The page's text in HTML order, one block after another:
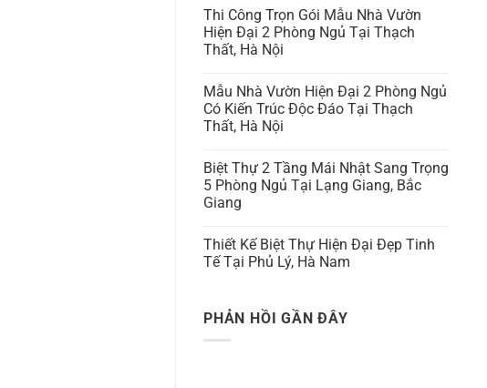
BY
ANTONKILL
Thi Công Trọn Gói Mẫu Nhà Vườn
Hiện Đại 2 Phòng Ngủ Tại Thạch
Thất, Hà Nội
Mẫu Nhà Vườn Hiện Đại 2 Phòng Ngủ
Có Kiến Trúc Độc Đáo Tại Thạch
Thất, Hà Nội
Biệt Thự 2 Tầng Mái Nhật Sang Trọng
5 Phòng Ngủ Tại Lạng Giang, Bắc
Giang
Thiết Kế Biệt Thự Hiện Đại Đẹp Tinh
Tế Tại Phủ Lý, Hà Nam
PHẢN HỒI GẦN ĐÂY